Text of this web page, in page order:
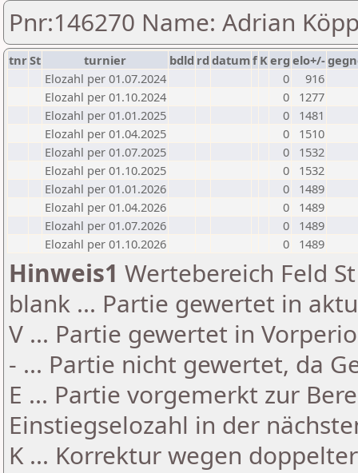
Pnr:146270 Name: Adrian
tnrSt turnier bdld rd datumf Kerg elo+/-
Elozahl per 01.07.2024
0
916
Elozahl per 01.10.2024
0
1277
Elozahl per 01.01.2025
0
1481
Elozahl per 01.04.2025
0
1510
Elozahl per 01.07.2025
0
1532
Elozahl per 01.10.2025
0
1532
Elozahl per 01.01.2026
0
1489
Elozahl per 01.04.2026
0
1489
Elozahl per 01.07.2026
0
1489
Elozahl per 01.10.2026
0 1489
Hinweis1 Wertebereich Feld
blank ... Partie gewertet in
V ... Partie gewertet in
- ... Partie nicht gewertet, da
E ... Partie vorgemerkt zur
Einstiegselozahl in der
K ... Korrektur wegen